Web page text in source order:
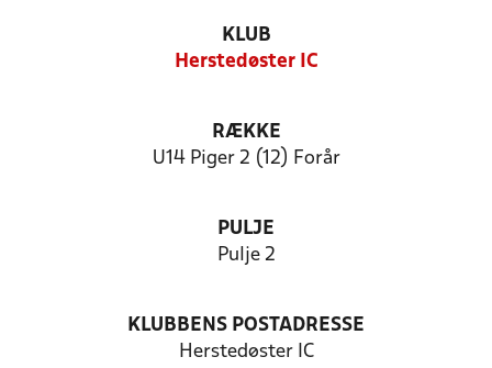
KLUB
Herstedøster IC
RÆKKE
U14 Piger 2 (12) Forår
PULJE
Pulje 2
KLUBBENS POSTADRESSE
Herstedøster IC